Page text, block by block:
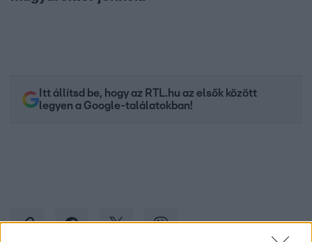
Itt állítsd be, hogy az RTL.hu az elsők között
legyen a Google-találatokban!